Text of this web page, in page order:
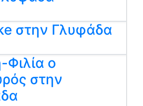
στην Γλυφάδα
ο
στην